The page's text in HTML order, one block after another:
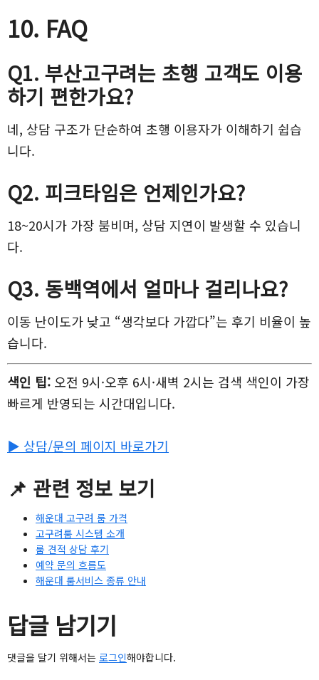
10. FAQ
Q1. 부산고구려는 초행 고객도 이용
하기 편한가요?
네, 상담 구조가 단순하여 초행 이용자가 이해하기 쉽습
니다.
Q2. 피크타임은 언제인가요?
18~20시가 가장 붐비며, 상담 지연이 발생할 수 있습니
다.
Q3. 동백역에서 얼마나 걸리나요?
이동 난이도가 낮고 “생각보다 가깝다”는 후기 비율이 높
습니다.
색인 팁: 오전 9시·오후 6시·새벽 2시는 검색 색인이 가장
빠르게 반영되는 시간대입니다.
▶ 상담/문의 페이지 바로가기
📌 관련 정보 보기
해운대 고구려 룸 가격
고구려룸 시스템 소개
룸 견적 상담 후기
예약 문의 흐름도
해운대 룸서비스 종류 안내
답글 남기기
댓글을 달기 위해서는 로그인해야합니다.